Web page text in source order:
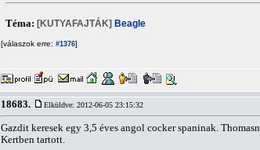
Téma: [KUTYAFAJTÁK] Beagle
[válaszok erre: #1376]
18683. Elküldve: 2012-06-05 23:15:32
Gazdit keresek egy 3,5 éves angol cocker spaninak.
Kertben tartott.